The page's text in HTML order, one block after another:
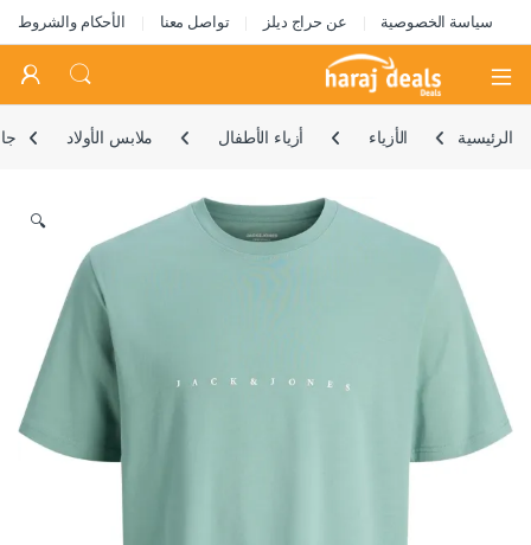
سياسة الخصوصية عن حراج ديلز تواصل معنا الأحكام والشروط
Open
الرئيسية الأزياء أزياء الأطفال ملابس الأولاد
🔍